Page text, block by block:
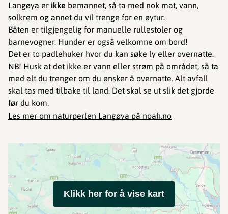
Langøya er ikke bemannet, så ta med nok mat, vann,
solkrem og annet du vil trenge for en øytur.
Båten er tilgjengelig for manuelle rullestoler og
barnevogner. Hunder er også velkomne om bord!
Det er to padlehuker hvor du kan søke ly eller overnatte.
NB! Husk at det ikke er vann eller strøm på området, så ta
med alt du trenger om du ønsker å overnatte. Alt avfall
skal tas med tilbake til land. Det skal se ut slik det gjorde
før du kom.
Les mer om naturperlen Langøya på noah.no
Klikk her for å vise kart